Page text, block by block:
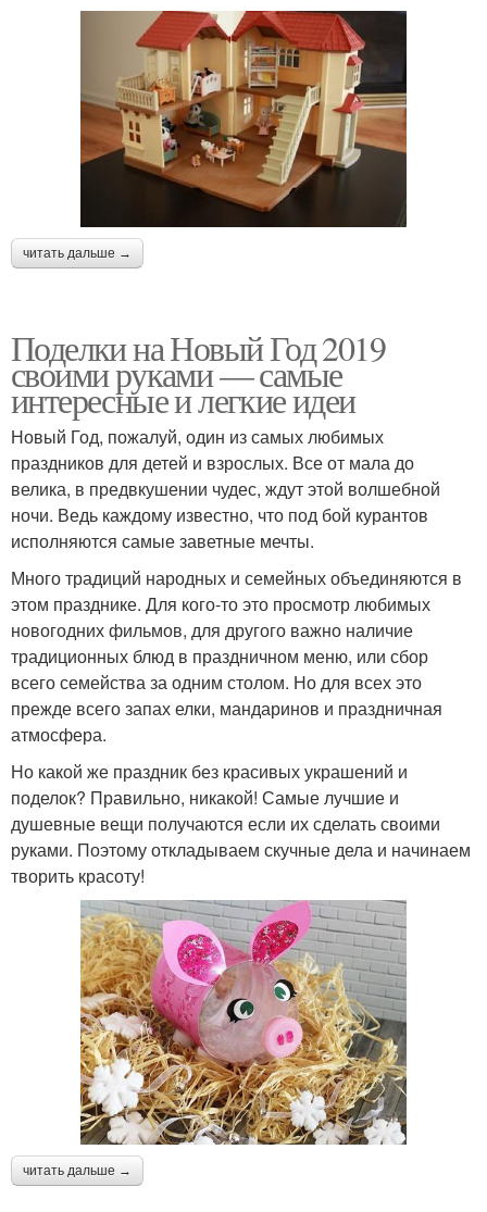
читать дальше →
Поделки на Новый Год 2019
своими руками — самые
интересные и легкие идеи
Новый Год, пожалуй, один из самых любимых
праздников для детей и взрослых. Все от мала до
велика, в предвкушении чудес, ждут этой волшебной
ночи. Ведь каждому известно, что под бой курантов
исполняются самые заветные мечты.
Много традиций народных и семейных объединяются в
этом празднике. Для кого-то это просмотр любимых
новогодних фильмов, для другого важно наличие
традиционных блюд в праздничном меню, или сбор
всего семейства за одним столом. Но для всех это
прежде всего запах елки, мандаринов и праздничная
атмосфера.
Но какой же праздник без красивых украшений и
поделок? Правильно, никакой! Самые лучшие и
душевные вещи получаются если их сделать своими
руками. Поэтому откладываем скучные дела и начинаем
творить красоту!
читать дальше →